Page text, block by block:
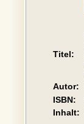
Titel:
Autor:
ISBN:
Inhalt: